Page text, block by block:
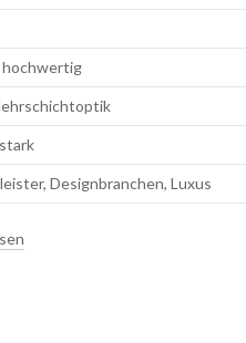
Designbranchen, Luxus